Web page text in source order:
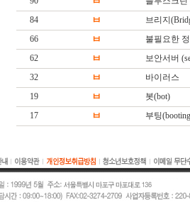
84
ㅂ 브리지
66
ㅂ 불필요한
62
ㅂ 보안서버
32
ㅂ 바이러스
19
ㅂ 봇(bot)
17
ㅂ 부팅